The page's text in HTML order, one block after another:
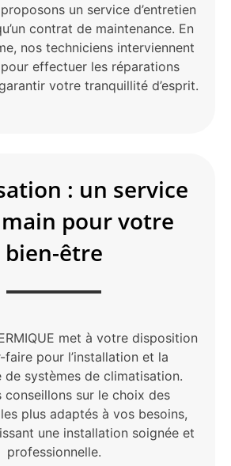
un service d’entretien
contrat de maintenance. En
nos techniciens interviennent
effectuer les réparations
votre tranquillité d’esprit.
: un service
pour votre
bien-être
met à votre disposition
faire pour l’installation et la
de systèmes de climatisation.
conseillons sur le choix des
plus adaptés à vos besoins,
une installation soignée et
professionnelle.